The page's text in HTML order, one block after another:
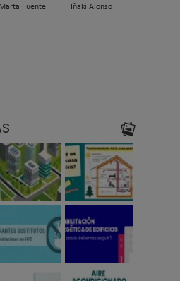
Marta Fuente Iñaki Alonso